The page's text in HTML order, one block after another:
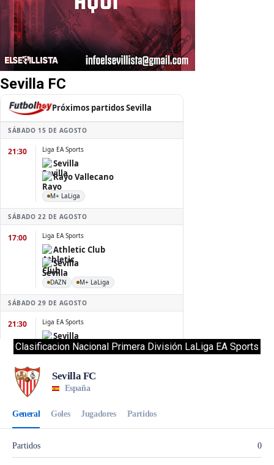
Sevilla FC
Clasificacion Nacional Primera División LaLiga EA Sports